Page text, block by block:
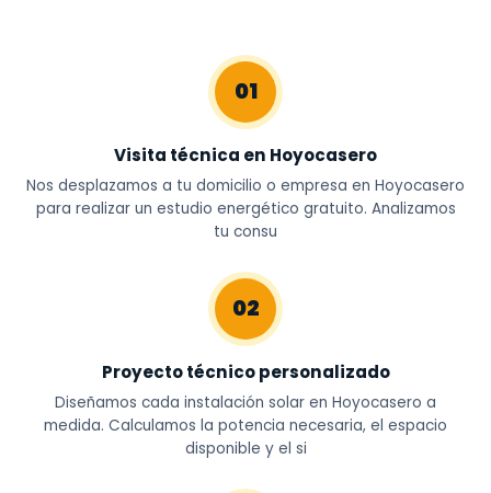
01
Visita técnica en Hoyocasero
Nos desplazamos a tu domicilio o empresa en Hoyocasero
para realizar un estudio energético gratuito. Analizamos
tu consu
02
Proyecto técnico personalizado
Diseñamos cada instalación solar en Hoyocasero a
medida. Calculamos la potencia necesaria, el espacio
disponible y el si